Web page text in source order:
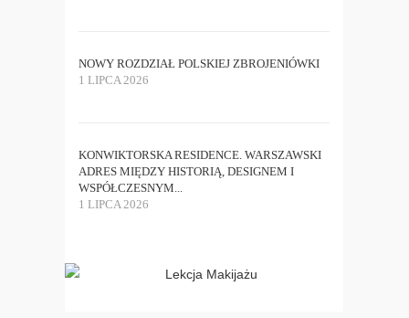
NOWY ROZDZIAŁ POLSKIEJ ZBROJENIÓWKI
1 LIPCA 2026
KONWIKTORSKA RESIDENCE. WARSZAWSKI
ADRES MIĘDZY HISTORIĄ, DESIGNEM I
WSPÓŁCZESNYM...
1 LIPCA 2026